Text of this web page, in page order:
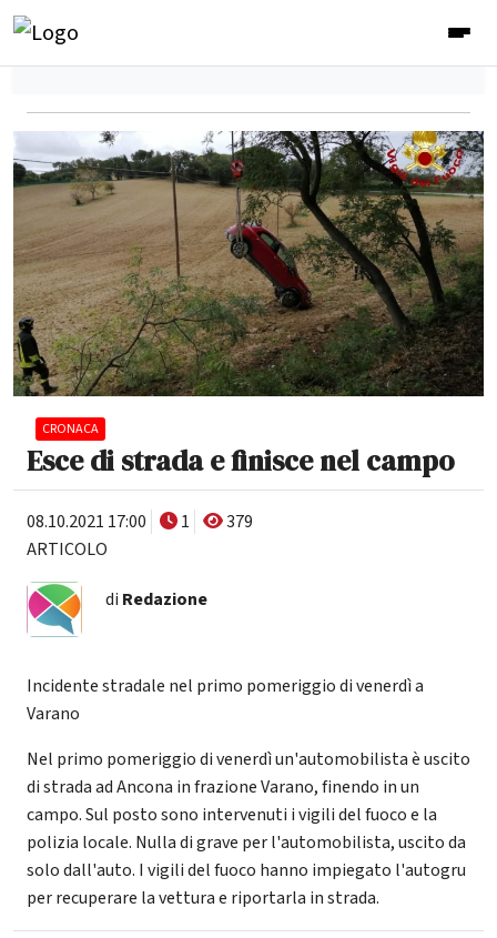
CRONACA
Esce di strada e finisce nel campo
08.10.2021 17:00 1
379
ARTICOLO
di Redazione
Incidente stradale nel primo pomeriggio di venerdì a
Varano
Nel primo pomeriggio di venerdì un'automobilista è uscito
di strada ad Ancona in frazione Varano, finendo in un
campo. Sul posto sono intervenuti i vigili del fuoco e la
polizia locale. Nulla di grave per l'automobilista, uscito da
solo dall'auto. I vigili del fuoco hanno impiegato l'autogru
per recuperare la vettura e riportarla in strada.